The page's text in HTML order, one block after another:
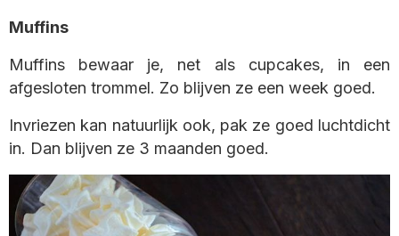
Muffins
Muffins bewaar je, net als cupcakes, in een
afgesloten trommel. Zo blijven ze een week goed.
Invriezen kan natuurlijk ook, pak ze goed luchtdicht
in. Dan blijven ze 3 maanden goed.